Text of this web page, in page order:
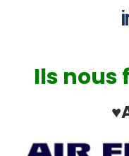
Ils nous